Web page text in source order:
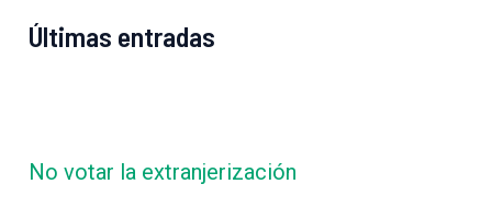
Últimas entradas
No votar la extranjerización